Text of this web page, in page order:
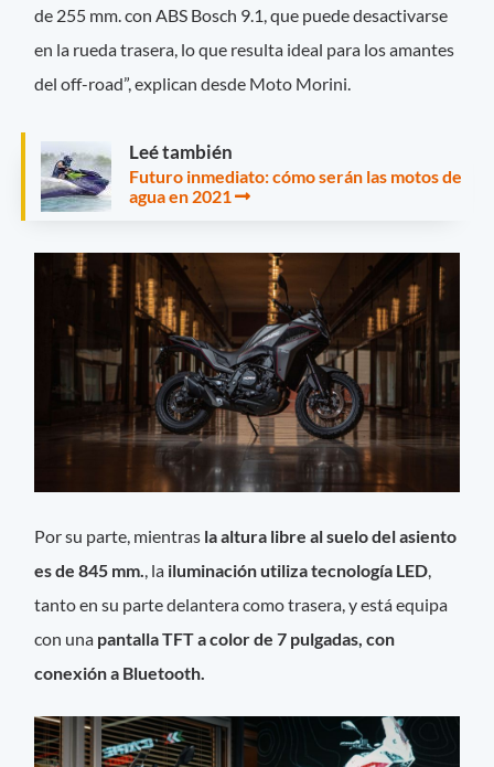
de 255 mm. con ABS Bosch 9.1, que puede desactivarse
en la rueda trasera, lo que resulta ideal para los amantes
del off-road”, explican desde Moto Morini.
Leé también
Futuro inmediato: cómo serán las motos de
agua en 2021
Por su parte, mientras la altura libre al suelo del asiento
es de 845 mm., la iluminación utiliza tecnología LED,
tanto en su parte delantera como trasera, y está equipa
con una pantalla TFT a color de 7 pulgadas, con
conexión a Bluetooth.